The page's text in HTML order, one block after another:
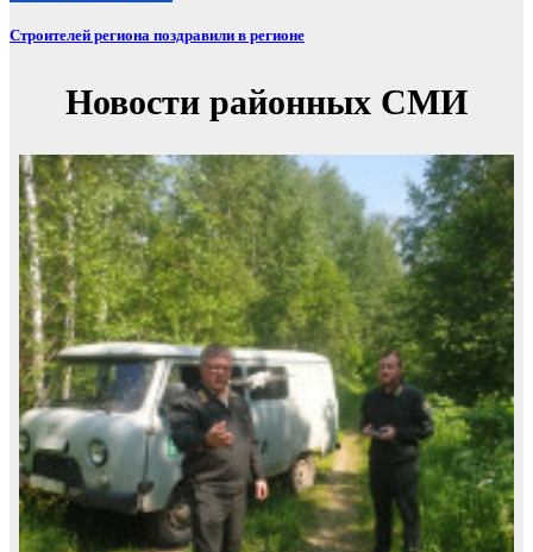
Строителей региона поздравили в регионе